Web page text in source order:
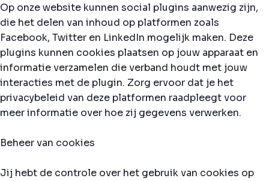
Op onze website kunnen social plugins aanwezig zijn,
die het delen van inhoud op platformen zoals
Facebook, Twitter en LinkedIn mogelijk maken. Deze
plugins kunnen cookies plaatsen op jouw apparaat en
informatie verzamelen die verband houdt met jouw
interacties met de plugin. Zorg ervoor dat je het
privacybeleid van deze platformen raadpleegt voor
meer informatie over hoe zij gegevens verwerken.
Beheer van cookies
Jij hebt de controle over het gebruik van cookies op